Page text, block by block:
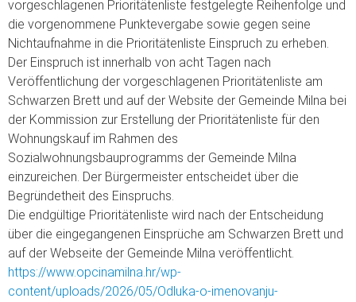
vorgeschlagenen Prioritätenliste festgelegte Reihenfolge und
die vorgenommene Punktevergabe sowie gegen seine
Nichtaufnahme in die Prioritätenliste Einspruch zu erheben.
Der Einspruch ist innerhalb von acht Tagen nach
Veröffentlichung der vorgeschlagenen Prioritätenliste am
Schwarzen Brett und auf der Website der Gemeinde Milna bei
der Kommission zur Erstellung der Prioritätenliste für den
Wohnungskauf im Rahmen des
Sozialwohnungsbauprogramms der Gemeinde Milna
einzureichen. Der Bürgermeister entscheidet über die
Begründetheit des Einspruchs.
Die endgültige Prioritätenliste wird nach der Entscheidung
über die eingegangenen Einsprüche am Schwarzen Brett und
auf der Webseite der Gemeinde Milna veröffentlicht.
https://www.opcinamilna.hr/wp-
content/uploads/2026/05/Odluka-o-imenovanju-